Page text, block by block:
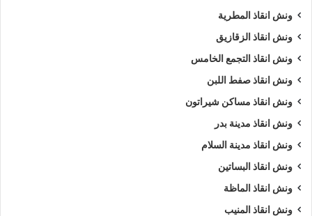
ونش انقاذ المطرية
ونش انقاذ الزقازيق
ونش انقاذ التجمع الخامس
ونش انقاذ صفط اللبن
ونش انقاذ مساكن شيراتون
ونش انقاذ مدينة بدر
ونش انقاذ مدينة السلام
ونش انقاذ البساتين
ونش انقاذ الماظة
ونش انقاذ المنيب